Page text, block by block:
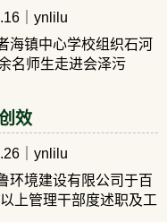
｜ynlilu
海镇中心学校组织石河
名师生走进会泽污
效
｜ynlilu
环境建设有限公司于百
上管理干部度述职及工